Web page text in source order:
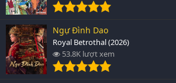
Ngự Đình Dao
Royal Betrothal (2026)
53.8K lượt xem